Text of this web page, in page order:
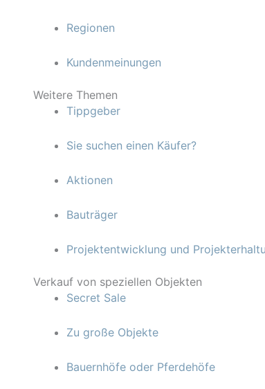
Regionen
Kundenmeinungen
Weitere Themen
Tippgeber
Sie suchen einen Käufer?
Aktionen
Bauträger
Projektentwicklung und
Verkauf von speziellen Objekten
Secret Sale
Zu große Objekte
Bauernhöfe oder Pferdehöfe